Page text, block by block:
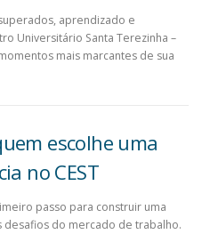
aprendizado e
Universitário Santa Terezinha –
mais marcantes de sua
escolhe uma
no CEST
passo para construir uma
do mercado de trabalho.